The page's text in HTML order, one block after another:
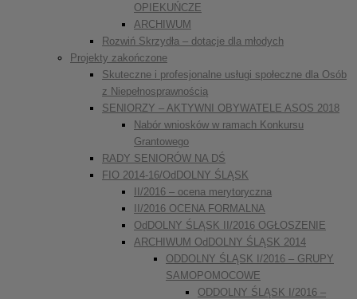
OPIEKUŃCZE
ARCHIWUM
Rozwiń Skrzydła – dotacje dla młodych
Projekty zakończone
Skuteczne i profesjonalne usługi społeczne dla Osób
z Niepełnosprawnością
SENIORZY – AKTYWNI OBYWATELE ASOS 2018
Nabór wniosków w ramach Konkursu
Grantowego
RADY SENIORÓW NA DŚ
FIO 2014-16/OdDOLNY ŚLĄSK
II/2016 – ocena merytoryczna
II/2016 OCENA FORMALNA
OdDOLNY ŚLĄSK II/2016 OGŁOSZENIE
ARCHIWUM OdDOLNY ŚLĄSK 2014
ODDOLNY ŚLĄSK I/2016 – GRUPY
SAMOPOMOCOWE
ODDOLNY ŚLĄSK I/2016 –